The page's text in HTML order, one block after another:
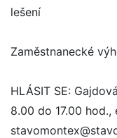
lešení
Zaměstnanecké
HLÁSIT SE:
8.00 do 17.00 hod.,